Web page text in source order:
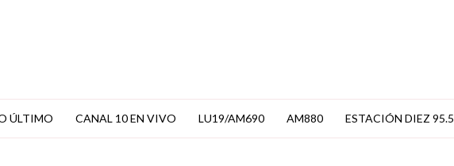
ÚLTIMO CANAL 10 EN VIVO LU19/AM690 AM880 ESTACIÓN DIEZ 95.5